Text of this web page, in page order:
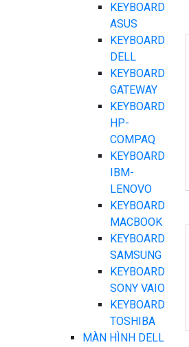
KEYBOARD
ASUS
KEYBOARD
DELL
KEYBOARD
GATEWAY
KEYBOARD
HP-
COMPAQ
KEYBOARD
IBM-
LENOVO
KEYBOARD
MACBOOK
KEYBOARD
SAMSUNG
KEYBOARD
SONY VAIO
KEYBOARD
TOSHIBA
MÀN HÌNH DELL